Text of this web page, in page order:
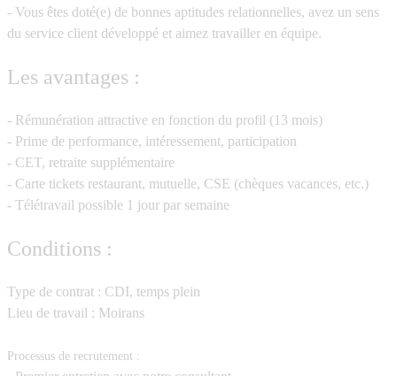
- Vous êtes doté(e) de bonnes aptitudes relationnelles, avez un sens
du service client développé et aimez travailler en équipe.
Les avantages :
- Rémunération attractive en fonction du profil (13 mois)
- Prime de performance, intéressement, participation
- CET, retraite supplémentaire
- Carte tickets restaurant, mutuelle, CSE (chèques vacances, etc.)
- Télétravail possible 1 jour par semaine
Conditions :
Type de contrat : CDI, temps plein
Lieu de travail : Moirans
Processus de recrutement :